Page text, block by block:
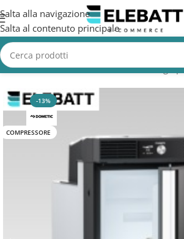
Salta alla navigazione
Salta al contenuto principale
Home/CAMION/Accessori Camion/Frigo
-13%
COMPRESSORE